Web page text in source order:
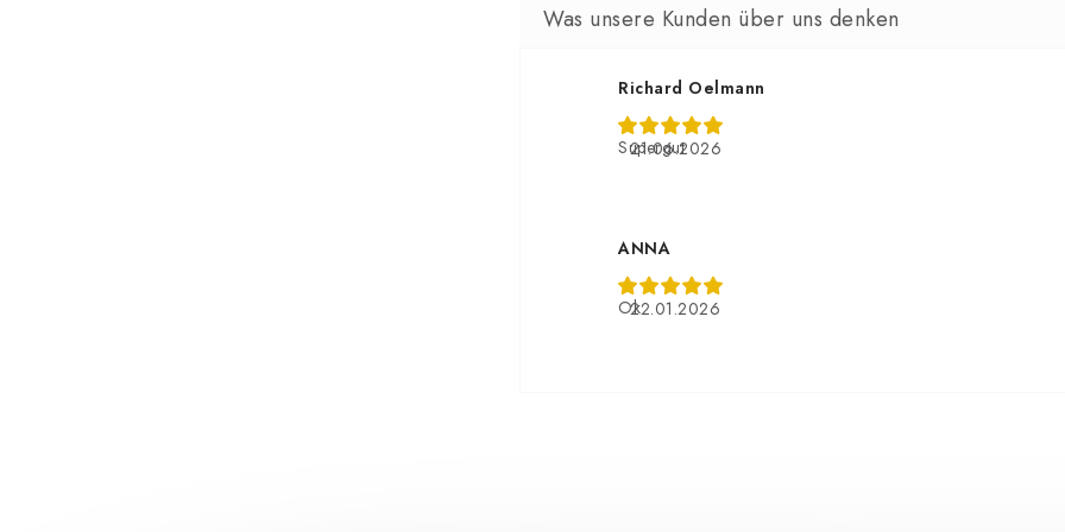
Richard Oelmann
21.06.2026
Supergut
ANNA
22.01.2026
Ok